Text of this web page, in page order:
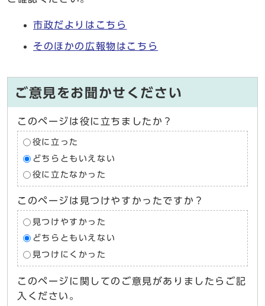
市政だよりはこちら
そのほかの広報物はこちら
ご意見をお聞かせください
このページは役に立ちましたか？
役に立った
どちらともいえない
役に立たなかった
このページは見つけやすかったですか？
見つけやすかった
どちらともいえない
見つけにくかった
このページに関してのご意見がありましたらご記
入ください。